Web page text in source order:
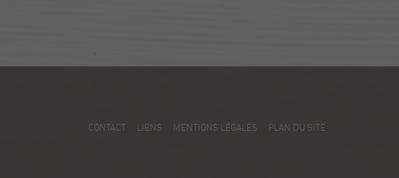
CONTACT LIENS MENTIONS LÉGALES PLAN DU SITE